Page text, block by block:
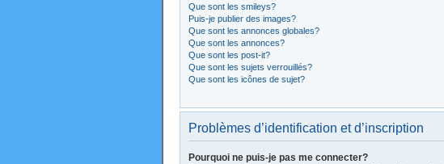
Que sont les smileys?
Puis-je publier des images?
Que sont les annonces globales?
Que sont les annonces?
Que sont les post-it?
Que sont les sujets verrouillés?
Que sont les icônes de sujet?
Problèmes d’identification et d’inscription
Pourquoi ne puis-je pas me connecter?